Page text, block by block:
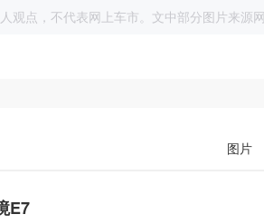
观点，不代表网上车市。文中部分图片来源网
图片
E7